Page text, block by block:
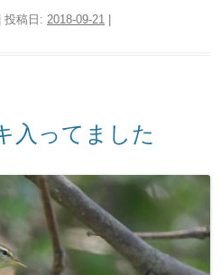
| 投稿日: 2018-09-21 |
入ってました